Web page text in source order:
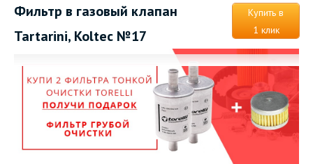
Фильтр в газовый клапан
Tartarini, Koltec №17
Купить в
1 клик